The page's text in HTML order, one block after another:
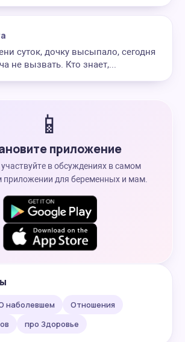
суток, дочку высыпало, сегодня
не вызвать. Кто знает,...
📱
приложение
в обсуждениях в самом
приложении для беременных и мам.
наболевшем
Отношения
про Здоровье